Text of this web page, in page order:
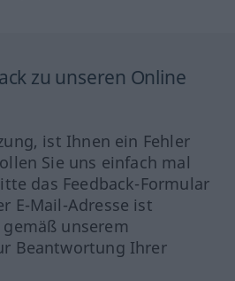
zu unseren Online
ist Ihnen ein Fehler
Sie uns einfach mal
das Feedback-Formular
E-Mail-Adresse ist
unserem
Beantwortung Ihrer